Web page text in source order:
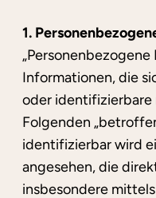
1.
„Personenbezogene
Informationen, die
oder identifizierbare
Folgenden
identifizierbar wird
angesehen, die
insbesondere